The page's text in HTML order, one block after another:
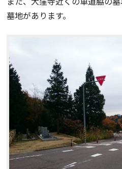
墓地があります。